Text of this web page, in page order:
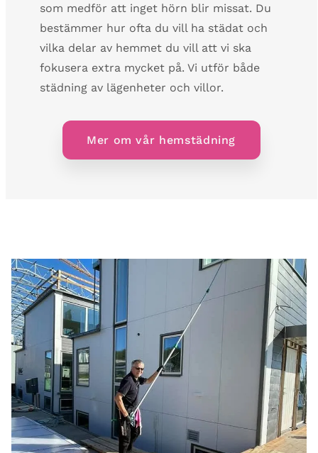
som medför att inget hörn blir missat. Du
bestämmer hur ofta du vill ha städat och
vilka delar av hemmet du vill att vi ska
fokusera extra mycket på. Vi utför både
städning av lägenheter och villor.
Mer om vår hemstädning